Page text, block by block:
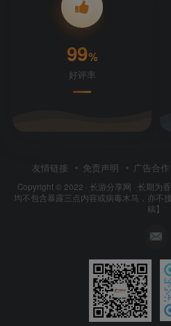
99%
好评率
友情链接 免责声明 广告合作
Copyright © 2022 · 长游分享网 · 长期为
均不包含暴露三点内容或病毒木马，亦不
稿】